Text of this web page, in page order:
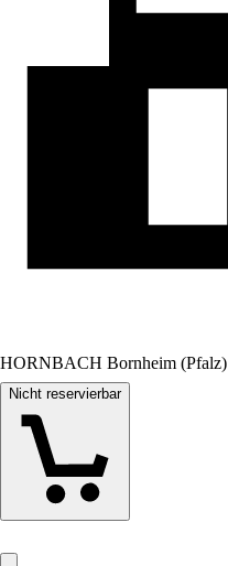
HORNBACH Bornheim (Pfalz)
Nicht reservierbar